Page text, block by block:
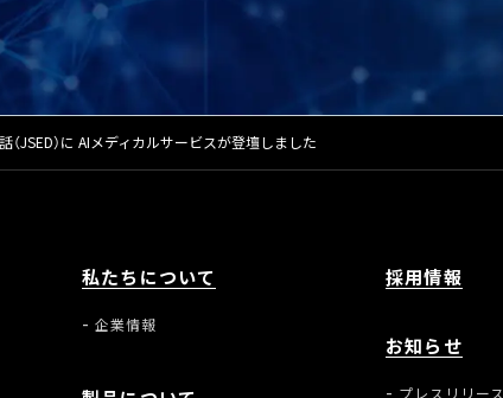
JSED）に AIメディカルサービスが登壇しました
私たちについて
企業情報
採用情報
お知らせ
プレスリリース